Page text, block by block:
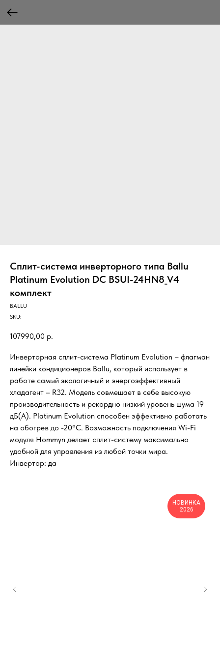
Сплит-система инверторного типа Ballu
Platinum Evolution DC BSUI-24HN8_V4
комплект
BALLU
SKU:
107990,00 р.
Инверторная сплит-система Platinum Evolution – флагман
линейки кондиционеров Ballu, который использует в
работе самый экологичный и энергоэффективный
хладагент – R32. Модель совмещает в себе высокую
производительность и рекордно низкий уровень шума 19
дБ(А). Platinum Evolution способен эффективно работать
на обогрев до -20°С. Возможность подключения Wi-Fi
модуля Hommyn делает сплит-систему максимально
удобной для управления из любой точки мира.
Инвертор: да
НОВИНКА
2026